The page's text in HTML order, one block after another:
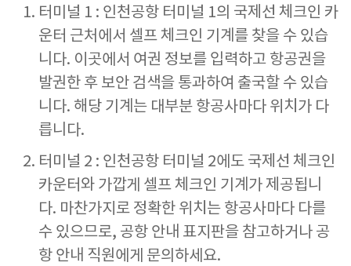
터미널 1 : 인천공항 터미널 1의 국제선 체크인 카
운터 근처에서 셀프 체크인 기계를 찾을 수 있습
니다. 이곳에서 여권 정보를 입력하고 항공권을
발권한 후 보안 검색을 통과하여 출국할 수 있습
니다. 해당 기계는 대부분 항공사마다 위치가 다
릅니다.
터미널 2 : 인천공항 터미널 2에도 국제선 체크인
카운터와 가깝게 셀프 체크인 기계가 제공됩니
다. 마찬가지로 정확한 위치는 항공사마다 다를
수 있으므로, 공항 안내 표지판을 참고하거나 공
항 안내 직원에게 문의하세요.